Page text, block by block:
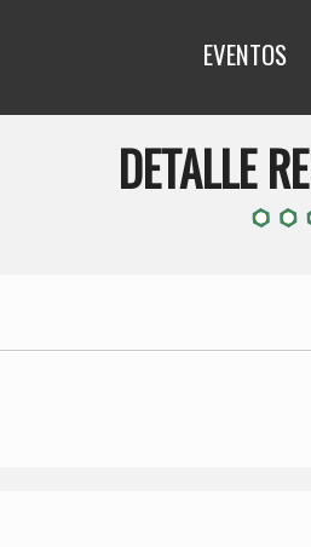
EVENTOS
DETALLE